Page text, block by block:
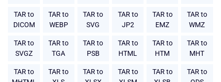
TAR to
DICOM
TAR to
WEBP
TAR to
SVG
TAR to
JP2
TAR to
EMZ
TAR to
WMZ
TAR to
SVGZ
TAR to
TGA
TAR to
PSB
TAR to
HTML
TAR to
HTM
TAR to
MHT
TAR to
TAR to
TAR to
TAR to
TAR to
TAR to